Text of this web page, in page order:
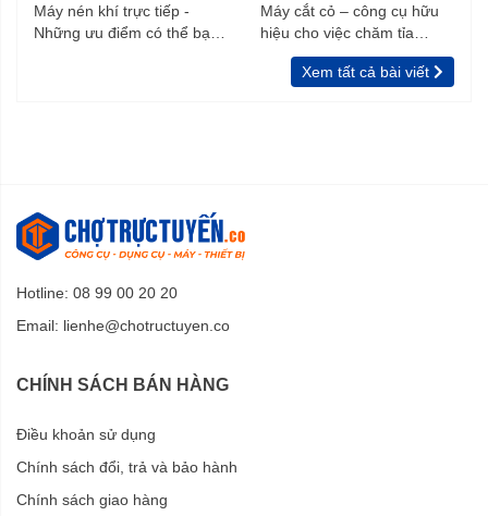
Máy nén khí trực tiếp -
Những ưu điểm có thể bạn
Máy cắt cỏ – công cụ hữu
hiệu cho việc chăm tỉa
vườn, rào
Xem tất cả bài viết
Hotline: 08 99 00 20 20
Email: lienhe@chotructuyen.co
CHÍNH SÁCH BÁN HÀNG
Điều khoản sử dụng
Chính sách đổi, trả và bảo hành
Chính sách giao hàng